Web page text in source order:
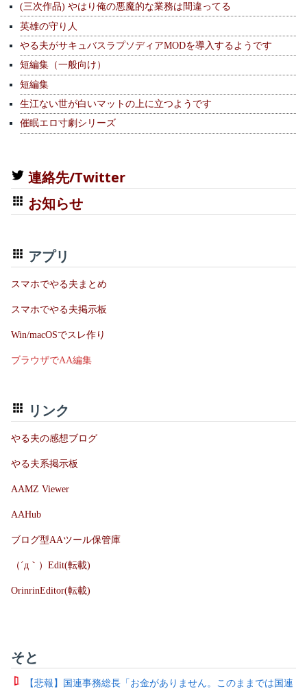
(三次作品) やはり俺の悪魔的な業務は間違ってる
英雄の守り人
やる夫がサキュバスラプソディアMODを導入するようです
短編集（一般向け）
短編集
生江ない世が白いマットの上に立つようです
催眠エロ寸劇シリーズ
連絡先/Twitter
お知らせ
アプリ
スマホでやる夫まとめ
スマホでやる夫掲示板
Win/macOSでスレ作り
ブラウザでAA編集
リンク
やる夫の感想ブログ
やる夫系掲示板
AAMZ Viewer
AAHub
ブログ型AAツール保管庫
（´д｀）Edit(転載)
OrinrinEditor(転載)
そと
【悲報】国連事務総長「お金がありません。このままでは国連